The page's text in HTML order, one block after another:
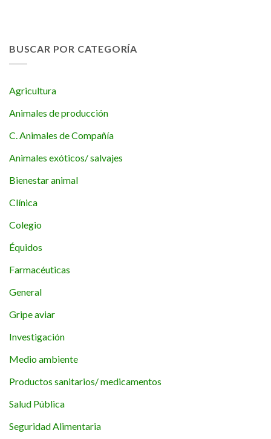
BUSCAR POR CATEGORÍA
Agricultura
Animales de producción
C. Animales de Compañía
Animales exóticos/ salvajes
Bienestar animal
Clínica
Colegio
Équidos
Farmacéuticas
General
Gripe aviar
Investigación
Medio ambiente
Productos sanitarios/ medicamentos
Salud Pública
Seguridad Alimentaria